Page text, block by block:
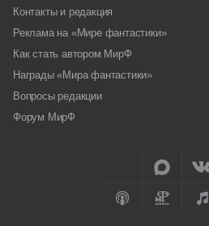
Контакты и редакция
Реклама на «Мире фантастики»
Как стать автором МирФ
Награды «Мира фантастики»
Вопросы редакции
Форум МирФ